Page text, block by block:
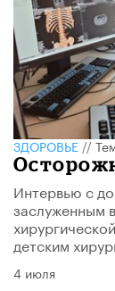
ЗДОРОВЬЕ//
Интервью с
заслуженным
детским
4 июля